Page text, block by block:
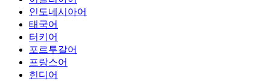
인도네시아어
태국어
터키어
포르투갈어
프랑스어
힌디어